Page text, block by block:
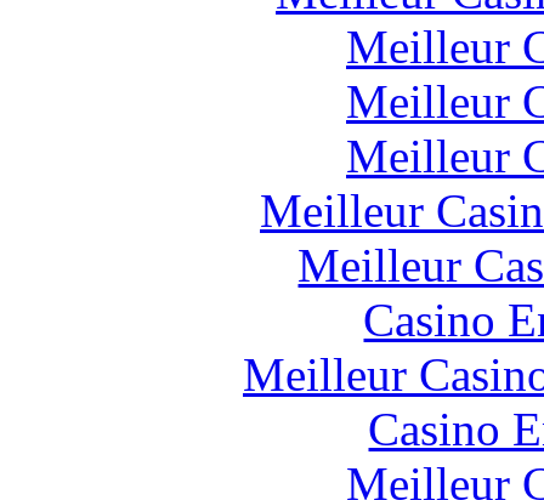
Meilleur
Meilleur
Meilleur
Meilleur
Meilleur
Casino
Meilleur
Casino
Meilleur